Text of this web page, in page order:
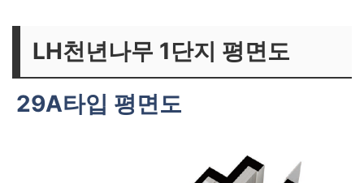
LH천년나무 1단지 평면도
29A타입 평면도